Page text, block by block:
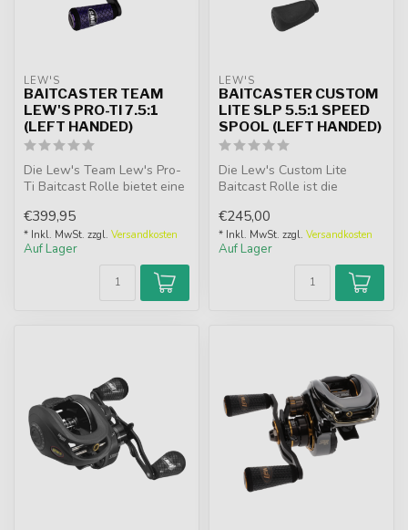
LEW'S
BAITCASTER TEAM
LEW'S PRO-TI 7.5:1
(LEFT HANDED)
Die Lew's Team Lew's Pro-
Ti Baitcast Rolle bietet eine
€399,95
* Inkl. MwSt. zzgl. Versandkosten
Auf Lager
LEW'S
BAITCASTER CUSTOM
LITE SLP 5.5:1 SPEED
SPOOL (LEFT HANDED)
Die Lew's Custom Lite
Baitcast Rolle ist die
die Präzi...
€245,00
* Inkl. MwSt. zzgl. Versandkosten
Auf Lager